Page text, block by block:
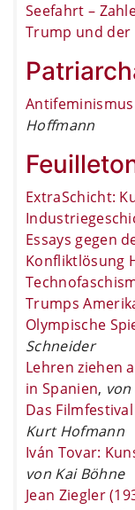
Seefahrt –
Trump und der
Hoffmann
ExtraSchicht:
Essays gegen
Konfliktlösung
Trumps
Olympische
Schneider
Lehren ziehen
in Spanien,
Das
Kurt Hofmann
Iván Tovar:
von Kai Böhne
Jean Ziegler